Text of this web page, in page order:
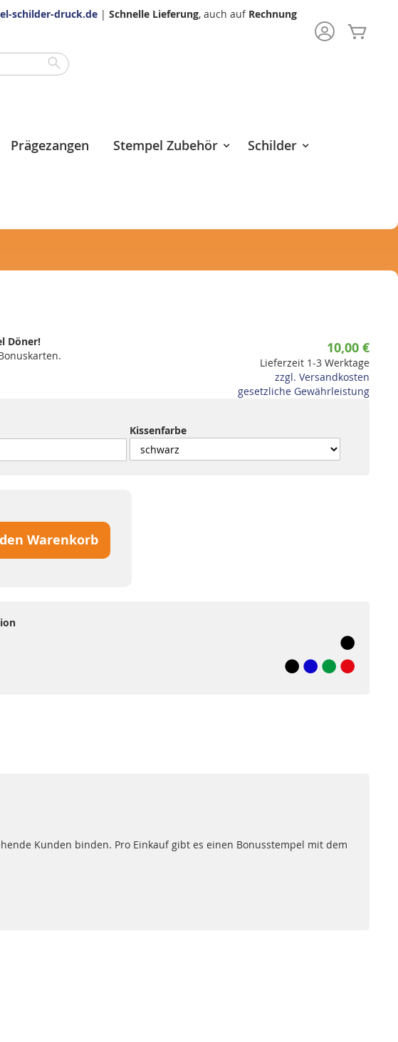
schilder-druck.de | Schnelle Lieferung, auch auf Rechnung
Search
Prägezangen Stempel Zubehör Schilder
10,00 €
Lieferzeit 1-3 Werktage
zzgl. Versandkosten
gesetzliche Gewährleistung
Döner!
Kissenfarbe
Warenkorb
Kunden binden. Pro Einkauf gibt es einen Bonusstempel mit dem